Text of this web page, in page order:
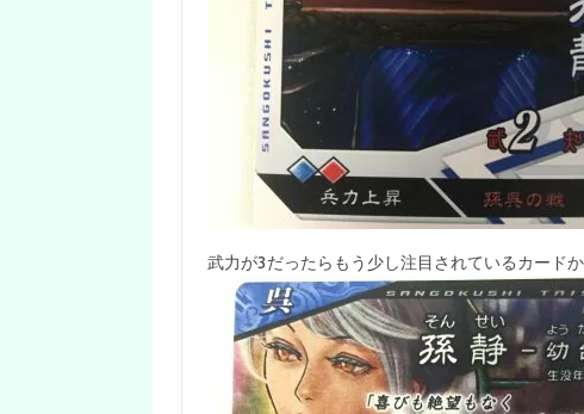
武力が3だったらもう少し注目されているカード